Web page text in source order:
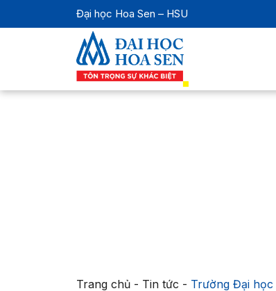
Đại học Hoa Sen – HSU
Trang chủ- Tin tức - Trường Đại học